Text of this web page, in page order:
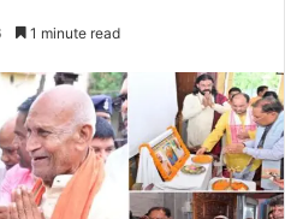
1 minute read